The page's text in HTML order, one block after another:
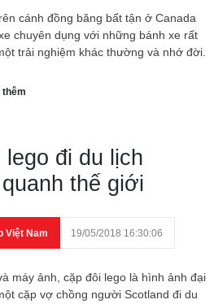
cánh đồng băng bất tận ở Canada
chuyên dụng với những bánh xe rất
trải nghiệm khác thường và nhớ đời.
thêm
lego đi du lịch
thế giới
Việt Nam 19/05/2018 16:30:06
máy ảnh, cặp đôi lego là hình ảnh đại
cặp vợ chồng người Scotland đi du